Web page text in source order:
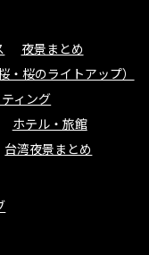
夜景まとめ
・桜のライトアップ）
ィング
ホテル・旅館
台湾夜景まとめ